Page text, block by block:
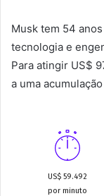
Musk tem 54
tecnologia e
Para atingir US$
a uma